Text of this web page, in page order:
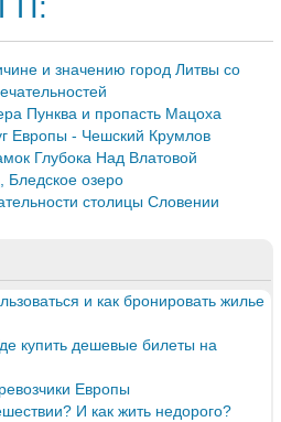
и значению город Литвы со
Пунква и пропасть Мацоха
Европы - Чешский Крумлов
Глубока Над Влатовой
Бледское озеро
столицы Словении
и как бронировать жилье
купить дешевые билеты на
Европы
И как жить недорого?